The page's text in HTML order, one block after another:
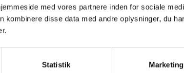
med vores partnere inden for sociale
kombinere disse data med andre oplysninger, du
Statistik Marketing
Carado T 449 Edition 24